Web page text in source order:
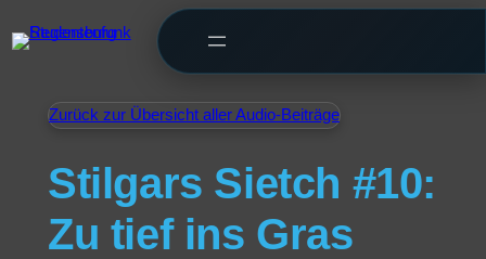
Zurück zur Übersicht aller Audio-Beiträge
Stilgars Sietch #10:
Zu tief ins Gras